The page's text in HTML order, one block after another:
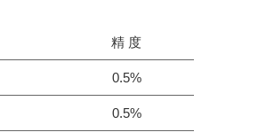
精 度
0.5%
0.5%